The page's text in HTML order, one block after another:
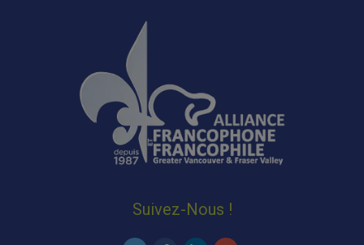
Suivez-Nous !